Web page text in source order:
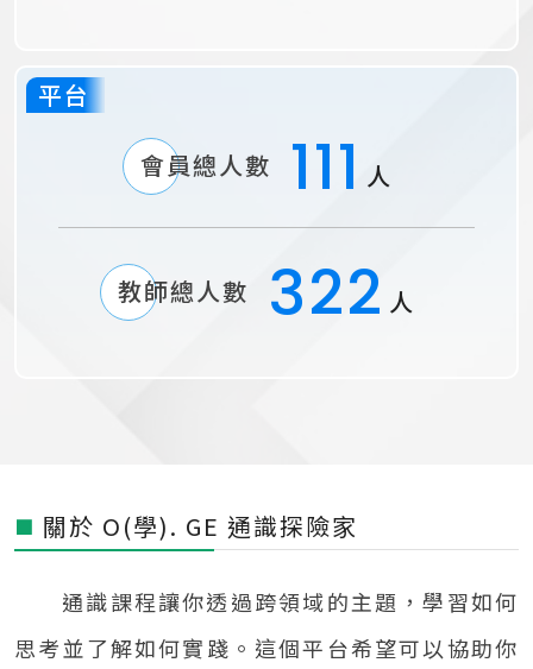
1
0
6
5
4
2
1
4
3
2
0
2
1
0
平台
會員總人數 111 人
教師總人數 322 人
■ 關於 O(學). GE 通識探險家
通識課程讓你透過跨領域的主題，學習如何
思考並了解如何實踐。這個平台希望可以協助你